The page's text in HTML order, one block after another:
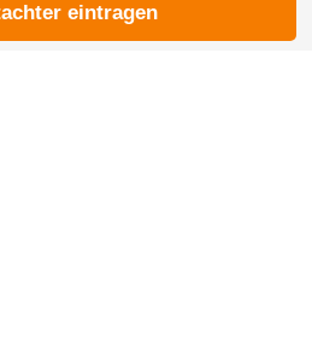
© 2026 die-kfzgutachter.de |
eintragen